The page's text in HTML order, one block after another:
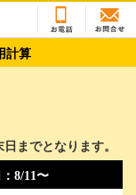
計算
日までとなります。
8/11〜